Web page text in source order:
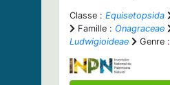
Classe : Equisetopsida
Famille : Onagraceae
Ludwigioideae
Genre :